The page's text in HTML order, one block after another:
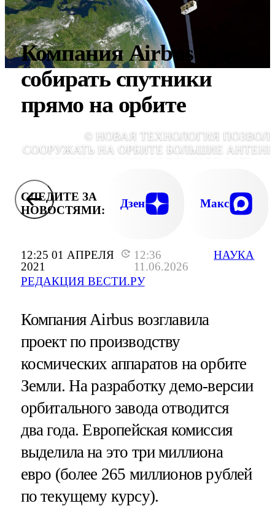
12:25 01 АПРЕЛЯ
2021
12:36
11.06.2026
РЕДАКЦИЯ ВЕСТИ.РУ
НАУКА
Компания Airbus будет
собирать спутники
прямо на орбите
© НОВАЯ ТЕХНОЛОГИЯ
СООРУЖАТЬ НА ОРБИТЕ БОЛЬШИЕ
СЛЕДИТЕ ЗА
НОВОСТЯМИ:
Дзен Макс
Компания Airbus возглавила
проект по производству
космических аппаратов на орбите
Земли. На разработку демо-версии
орбитального завода отводится
два года. Европейская комиссия
выделила на это три миллиона
евро (более 265 миллионов рублей
по текущему курсу).